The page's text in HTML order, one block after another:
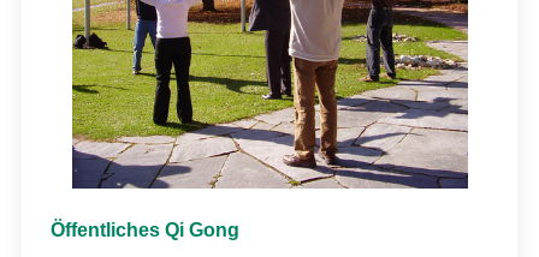
Öffentliches Qi Gong